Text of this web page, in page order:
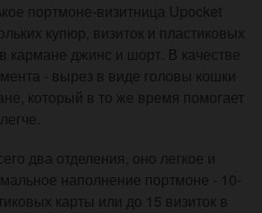
портмоне-визитница Upocket
купюр, визиток и пластиковых
кармане джинс и шорт. В качестве
- вырез в виде головы кошки
который в то же время помогает
два отделения, оно легкое и
наполнение портмоне - 10-
карты или до 15 визиток в